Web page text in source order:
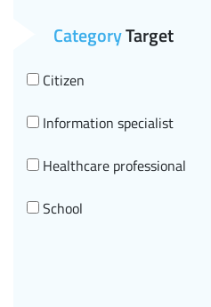
CategoryTarget
Citizen
Information specialist
Healthcare professional
School